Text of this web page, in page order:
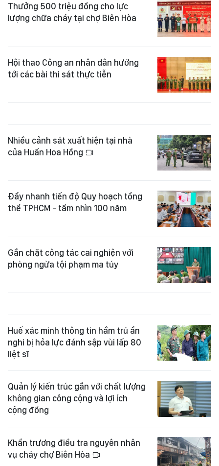
Thưởng 500 triệu đồng cho lực
lượng chữa cháy tại chợ Biên Hòa
Hội thao Công an nhân dân hướng
tới các bài thi sát thực tiễn
Nhiều cảnh sát xuất hiện tại nhà
của Huấn Hoa Hồng
Đẩy nhanh tiến độ Quy hoạch tổng
thể TPHCM - tầm nhìn 100 năm
Gắn chặt công tác cai nghiện với
phòng ngừa tội phạm ma túy
Huế xác minh thông tin hầm trú ẩn
nghi bị hỏa lực đánh sập vùi lấp 80
liệt sĩ
Quản lý kiến trúc gắn với chất lượng
không gian công cộng và lợi ích
cộng đồng
Khẩn trương điều tra nguyên nhân
vụ cháy chợ Biên Hòa